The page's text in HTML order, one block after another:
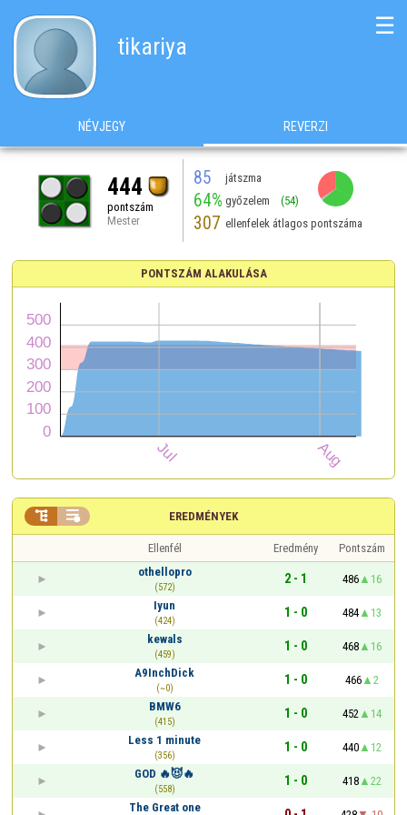
tikariya
☰
NÉVJEGY REVERZI
444
pontszám
Mester
85 játszma
64% győzelem (54)
307 ellenfelek átlagos pontszáma
PONTSZÁM ALAKULÁSA
EREDMÉNYEK
 
Ellenfél Eredmény
Pontszám
othellopro
(572)
2 - 1 486
16
Iyun
(424)
1 - 0 484
13
kewals
(459)
1 - 0 468
16
A9InchDick
(~0)
1 - 0 466
2
BMW6
(415)
1 - 0 452
14
Less 1 minute
(356)
1 - 0 440
12
GOD 🔥😈🔥
(558)
1 - 0 418
22
The Great one